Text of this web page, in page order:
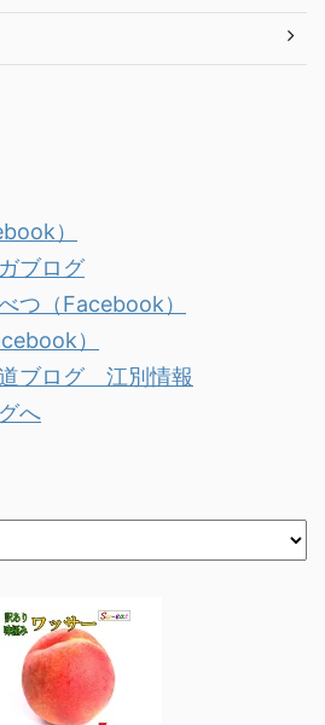
）
ブログ
つ（Facebook）
）
ブログ 江別情報
へ